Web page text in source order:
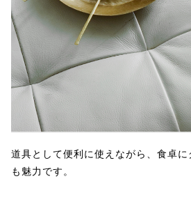
道具として便利に使えながら、食卓
も魅力です。